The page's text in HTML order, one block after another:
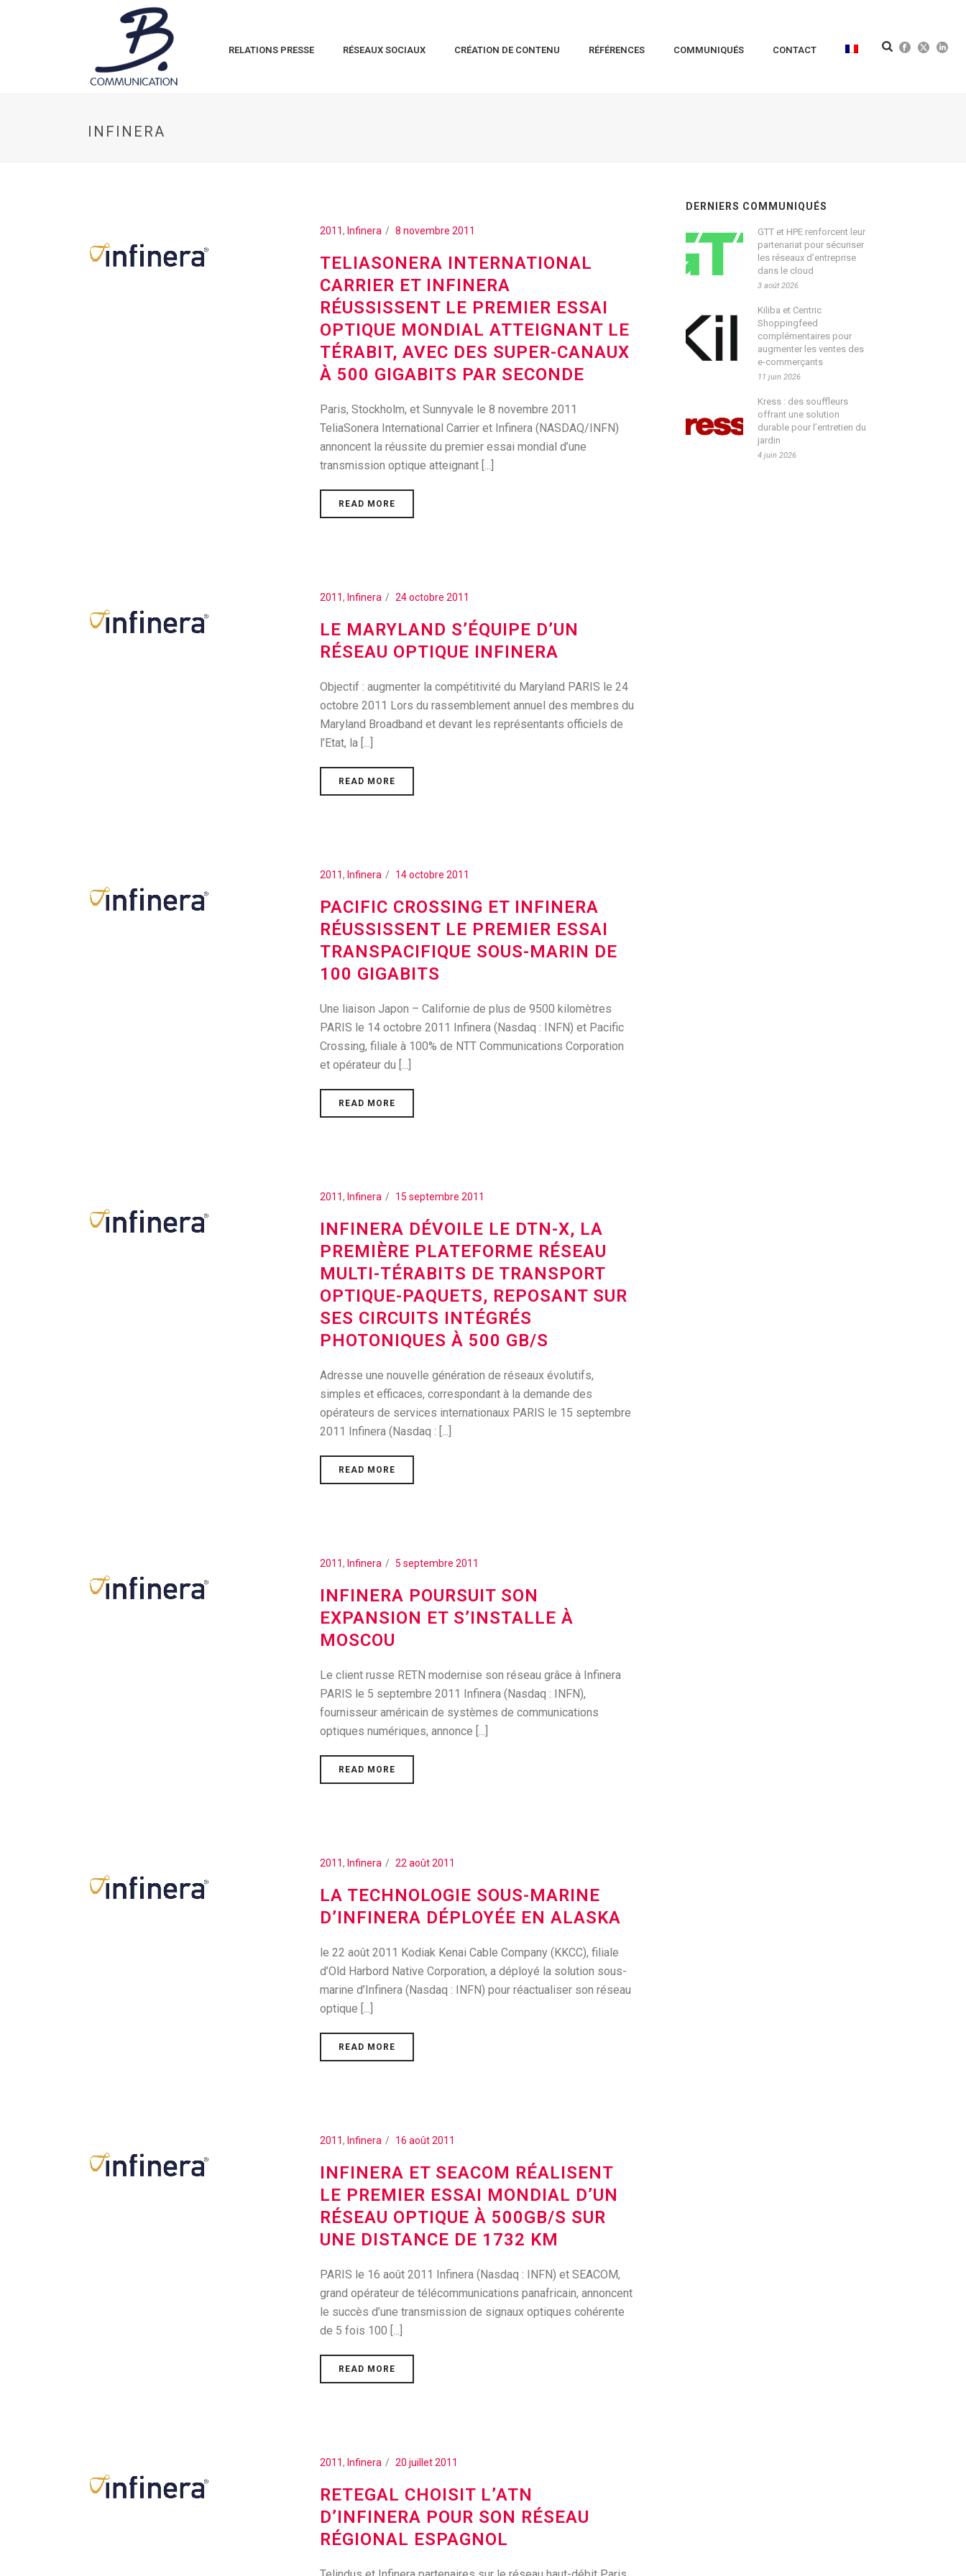
RELATIONS PRESSE RÉSEAUX SOCIAUX CRÉATION DE CONTENU RÉFÉRENCES COMMUNIQUÉS CONTACT
INFINERA
2011, Infinera 8 novembre 2011
TELIASONERA INTERNATIONAL
CARRIER ET INFINERA
RÉUSSISSENT LE PREMIER ESSAI
OPTIQUE MONDIAL ATTEIGNANT LE
TÉRABIT, AVEC DES SUPER-CANAUX
À 500 GIGABITS PAR SECONDE
Paris, Stockholm, et Sunnyvale le 8 novembre 2011
TeliaSonera International Carrier et Infinera (NASDAQ/INFN)
annoncent la réussite du premier essai mondial d’une
transmission optique atteignant [...]
READ MORE
2011, Infinera 24 octobre 2011
LE MARYLAND S’ÉQUIPE D’UN
RÉSEAU OPTIQUE INFINERA
Objectif : augmenter la compétitivité du Maryland PARIS le 24
octobre 2011 Lors du rassemblement annuel des membres du
Maryland Broadband et devant les représentants officiels de
l’Etat, la [...]
READ MORE
2011, Infinera 14 octobre 2011
PACIFIC CROSSING ET INFINERA
RÉUSSISSENT LE PREMIER ESSAI
TRANSPACIFIQUE SOUS-MARIN DE
100 GIGABITS
Une liaison Japon – Californie de plus de 9500 kilomètres
PARIS le 14 octobre 2011 Infinera (Nasdaq : INFN) et Pacific
Crossing, filiale à 100% de NTT Communications Corporation
et opérateur du [...]
READ MORE
2011, Infinera 15 septembre 2011
INFINERA DÉVOILE LE DTN-X, LA
PREMIÈRE PLATEFORME RÉSEAU
MULTI-TÉRABITS DE TRANSPORT
OPTIQUE-PAQUETS, REPOSANT SUR
SES CIRCUITS INTÉGRÉS
PHOTONIQUES À 500 GB/S
Adresse une nouvelle génération de réseaux évolutifs,
simples et efficaces, correspondant à la demande des
opérateurs de services internationaux PARIS le 15 septembre
2011 Infinera (Nasdaq : [...]
READ MORE
2011, Infinera 5 septembre 2011
INFINERA POURSUIT SON
EXPANSION ET S’INSTALLE À
MOSCOU
Le client russe RETN modernise son réseau grâce à Infinera
PARIS le 5 septembre 2011 Infinera (Nasdaq : INFN),
fournisseur américain de systèmes de communications
optiques numériques, annonce [...]
READ MORE
2011, Infinera 22 août 2011
LA TECHNOLOGIE SOUS-MARINE
D’INFINERA DÉPLOYÉE EN ALASKA
le 22 août 2011 Kodiak Kenai Cable Company (KKCC), filiale
d’Old Harbord Native Corporation, a déployé la solution sous-
marine d’Infinera (Nasdaq : INFN) pour réactualiser son réseau
optique [...]
READ MORE
2011, Infinera 16 août 2011
INFINERA ET SEACOM RÉALISENT
LE PREMIER ESSAI MONDIAL D’UN
RÉSEAU OPTIQUE À 500GB/S SUR
UNE DISTANCE DE 1732 KM
PARIS le 16 août 2011 Infinera (Nasdaq : INFN) et SEACOM,
grand opérateur de télécommunications panafricain, annoncent
le succès d’une transmission de signaux optiques cohérente
de 5 fois 100 [...]
READ MORE
2011, Infinera 20 juillet 2011
RETEGAL CHOISIT L’ATN
D’INFINERA POUR SON RÉSEAU
RÉGIONAL ESPAGNOL
DERNIERS COMMUNIQUÉS
GTT et HPE renforcent leur
partenariat pour sécuriser
les réseaux d’entreprise
dans le cloud
3 août 2026
Kiliba et Centric
Shoppingfeed
complémentaires pour
augmenter les ventes des
e-commerçants
11 juin 2026
Kress : des souffleurs
offrant une solution
durable pour l’entretien du
jardin
4 juin 2026